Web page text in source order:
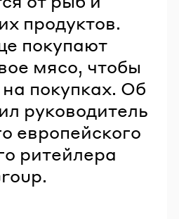
продуктов.
покупают
мясо, чтобы
покупках. Об
руководитель
европейского
ритейлера